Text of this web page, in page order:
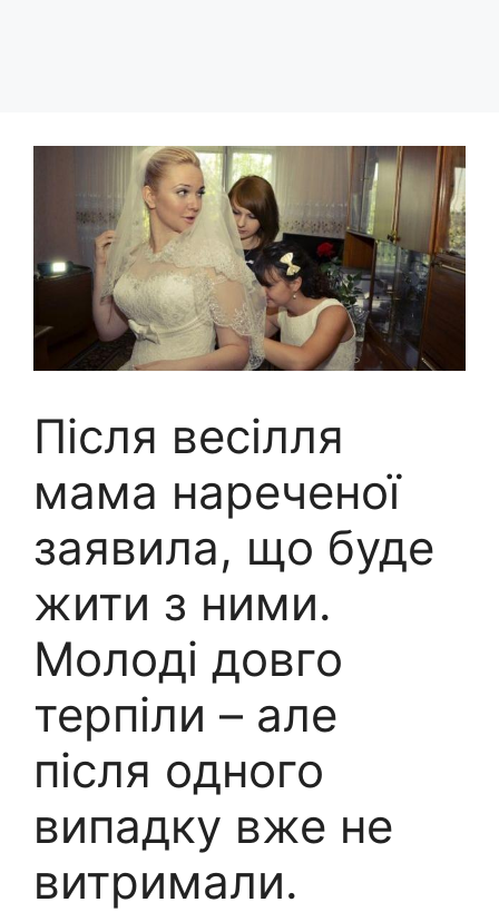
Після весілля
мама нареченої
заявила, що буде
жити з ними.
Молоді довго
терпіли – але
після одного
випадку вже не
витримали.